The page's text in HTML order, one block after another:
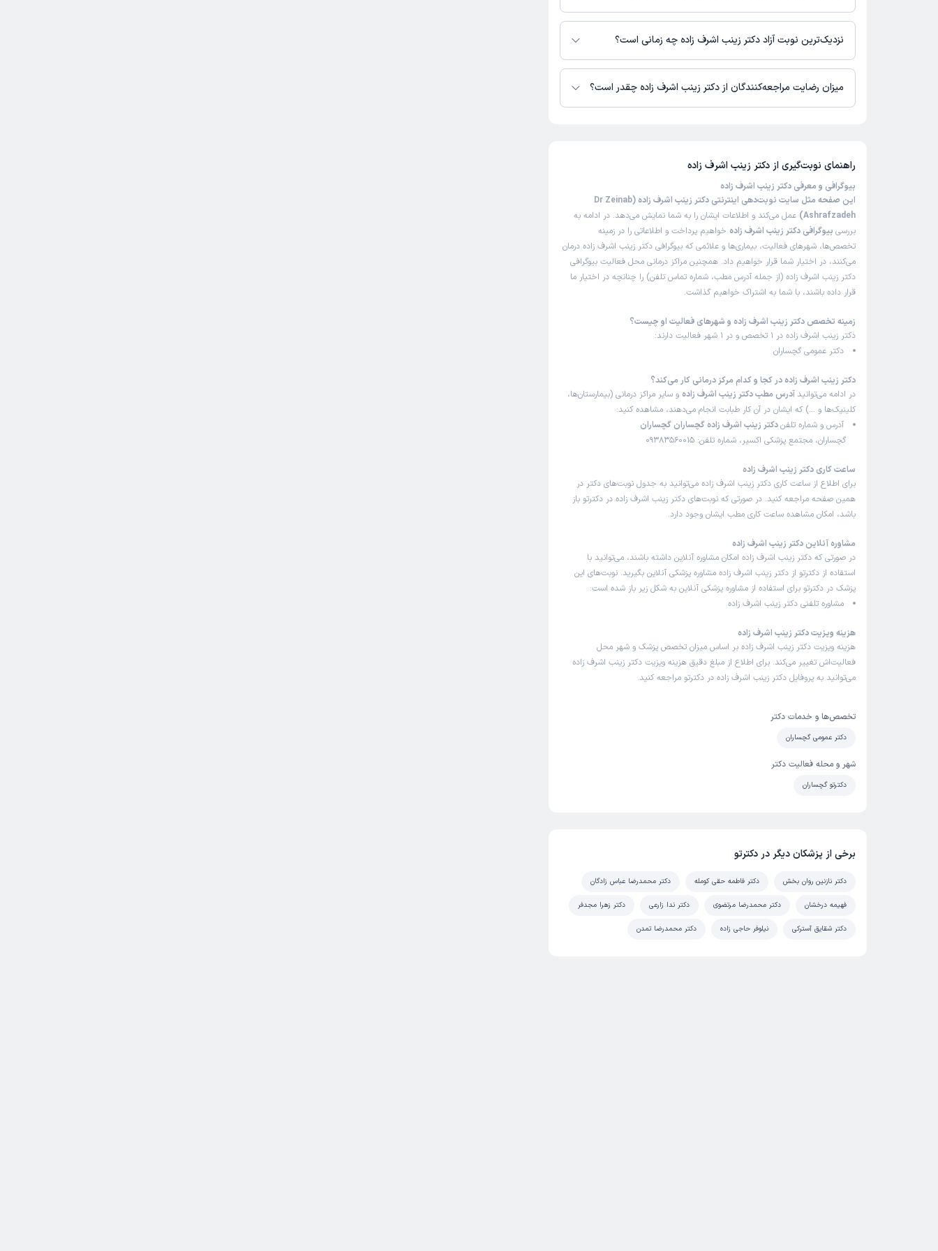
در حال حاضر دکتر زینب اشرف زاده مشاوره پزشکی تلفنی فعال دارند.
نزدیک‌ترین نوبت آزاد دکتر زینب اشرف زاده چه زمانی است؟
دکتر زینب اشرف زاده از روز یکشنبه 18 مرداد 1405 بیمار جدید می‌پذیرند.
میزان رضایت مراجعه‌کنندگان از دکتر زینب اشرف زاده چقدر است؟
راهنمای نوبت‌گیری از دکتر زینب اشرف زاده
بیوگرافی و معرفی دکتر زینب اشرف زاده
این صفحه مثل سایت نوبت‌دهی اینترنتی دکتر زینب اشرف زاده (Dr Zeinab
Ashrafzadeh) عمل می‌کند و اطلاعات ایشان را به شما نمایش می‌دهد. در ادامه به
بررسی بیوگرافی دکتر زینب اشرف زاده خواهیم پرداخت و اطلاعاتی را در زمینه
تخصص‌ها، شهرهای فعالیت، بیماری‌ها و علائمی که بیوگرافی دکتر زینب اشرف زاده درمان
می‌کنند، در اختیار شما قرار خواهیم داد. همچنین مراکز درمانی محل فعالیت بیوگرافی
دکتر زینب اشرف زاده (از جمله آدرس مطب، شماره تماس تلفن) را چنانچه در اختیار ما
قرار داده باشند، با شما به اشتراک خواهیم گذاشت.
زمینه تخصص دکتر زینب اشرف زاده و شهرهای فعالیت او چیست؟
دکتر زینب اشرف زاده در 1 تخصص و در 1 شهر فعالیت دارند:
دکتر عمومی گچساران
دکتر زینب اشرف زاده در کجا و کدام مرکز درمانی کار می‌کند؟
در ادامه می‌توانید آدرس مطب دکتر زینب اشرف زاده و سایر مراکز درمانی (بیمارستان‌ها،
کلینیک‌ها و …) که ایشان در آن کار طبابت انجام می‌دهند، مشاهده کنید:
آدرس و شماره تلفندکتر زینب اشرف زاده گچساران گچساران
گچساران، مجتمع پزشکی اکسیر، شماره تلفن: 09383560015
ساعت کاری دکتر زینب اشرف زاده
برای اطلاع از ساعت کاری دکتر زینب اشرف زاده می‌توانید به جدول نوبت‌های دکتر در
همین صفحه مراجعه کنید. در صورتی که نوبت‌های دکتر زینب اشرف زاده در دکترتو باز
باشد، امکان مشاهده ساعت کاری مطب ایشان وجود دارد.
مشاوره آنلاین دکتر زینب اشرف زاده
در صورتی که دکتر زینب اشرف زاده امکان مشاوره آنلاین داشته باشند، می‌توانید با
استفاده از دکترتو از دکتر زینب اشرف زاده مشاوره پزشکی آنلاین بگیرید. نوبت‌های این
پزشک در دکترتو برای استفاده از مشاوره پزشکی آنلاین به شکل زیر باز شده است:
مشاوره تلفنی دکتر زینب اشرف زاده
هزینه ویزیت دکتر زینب اشرف زاده
هزینه ویزیت دکتر زینب اشرف زاده بر اساس میزان تخصص پزشک و شهر محل
فعالیت‌اش تغییر می‌کند. برای اطلاع از مبلغ دقیق هزینه ویزیت دکتر زینب اشرف زاده
می‌توانید به پروفایل دکتر زینب اشرف زاده در دکترتو مراجعه کنید.
تخصص‌ها و خدمات دکتر
دکتر عمومی گچساران
شهر و محله فعالیت دکتر
دکترتو گچساران
برخی از پزشکان دیگر در دکترتو
دکتر نازنین روان بخش دکتر فاطمه حقی کومله دکتر محمدرضا عباس زادگان
فهیمه درخشان دکتر محمدرضا مرتضوی دکتر ندا زارعی دکتر زهرا مجدفر
دکتر شقایق آسترکی نیلوفر حاجی زاده دکتر محمدرضا تمدن